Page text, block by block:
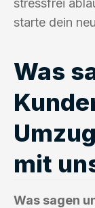
stressfrei
starte dein
Was
mit
Was sagen